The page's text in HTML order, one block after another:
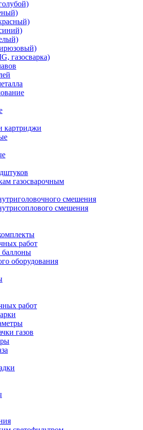
газосварка)
картриджи
газосварочным
смешения
смешения
работ
баллоны
оборудования
работ
газов